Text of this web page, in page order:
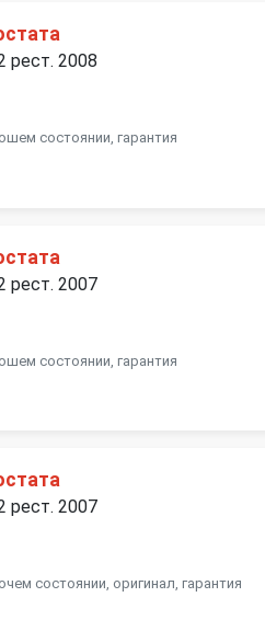
рест. 2008
состоянии, гарантия
рест. 2007
состоянии, гарантия
рест. 2007
состоянии, оригинал, гарантия